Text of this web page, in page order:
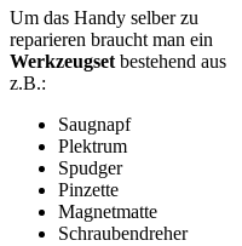
Um das Handy selber zu
reparieren braucht man ein
Werkzeugset bestehend aus
z.B.:
Saugnapf
Plektrum
Spudger
Pinzette
Magnetmatte
Schraubendreher